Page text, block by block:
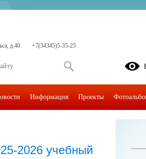
2026 учебный
д.40 +7(34345)5-35-25
Информация Проекты